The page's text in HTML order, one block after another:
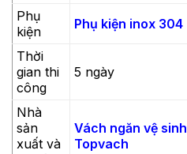
Phụ
kiện
Phụ kiện inox 304
Thời
gian thi
công
5 ngày
Nhà
sản
xuất và
Vách ngăn vệ sinh
Topvach